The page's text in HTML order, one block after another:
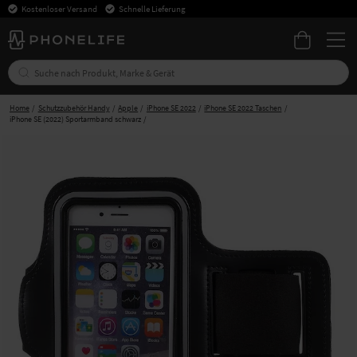
Kostenloser Versand Schnelle Lieferung
Home Schutzzubehör Handy Apple iPhone SE 2022
iPhone SE 2022 Taschen
iPhone SE (2022) Sportarmband schwarz